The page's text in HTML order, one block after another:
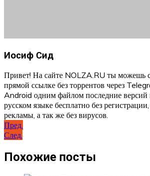
Иосиф Сид
Привет! На сайте NOLZA.RU ты можешь
прямой ссылке без торрентов через
Android одним файлом последние версий
русском языке бесплатно без
рекламы, а так же без вирусов.
Навигация
по
записям
Пред.
След.
Похожие посты